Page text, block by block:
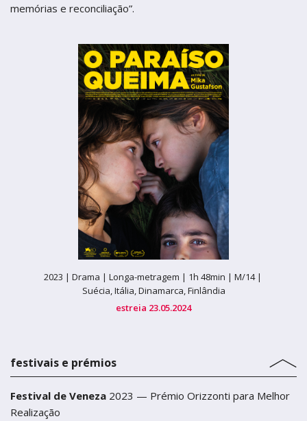
memórias e reconciliação”.
2023 | Drama | Longa-metragem | 1h 48min | M/14 |
Suécia, Itália, Dinamarca, Finlândia
estreia 23.05.2024
festivais e prémios
Festival de Veneza 2023 — Prémio Orizzonti para Melhor
Realização